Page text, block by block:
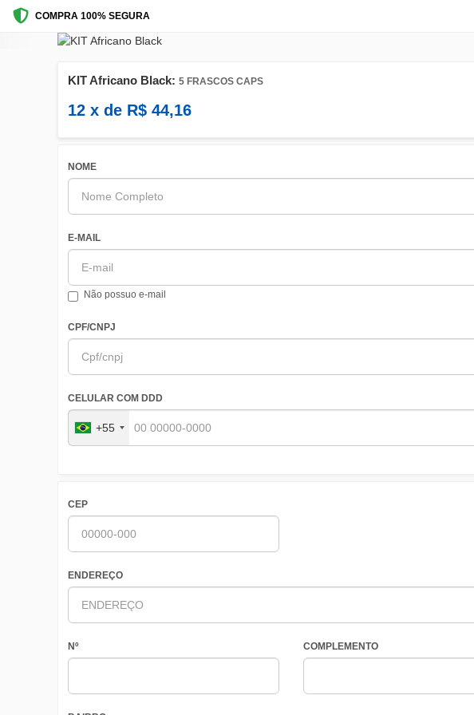
COMPRA 100% SEGURA
KIT Africano Black: 5 FRASCOS CAPS
12 x de R$ 44,16
NOME
E-MAIL
Não possuo e-mail
CPF/CNPJ
CELULAR COM DDD
+55
CEP
ENDEREÇO
Nº COMPLEMENTO